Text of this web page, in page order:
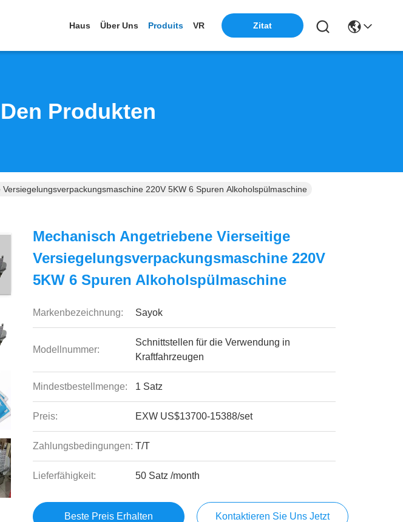
Haus Über Uns Produits VR Zitat
Produkten
220V 5KW 6 Spuren Alkoholspülmaschine
Mechanisch Angetriebene Vierseitige
Versiegelungsverpackungsmaschine 220V
5KW 6 Spuren Alkoholspülmaschine
Markenbezeichnung: Sayok
Modellnummer:
Schnittstellen für die Verwendung in
Kraftfahrzeugen
Mindestbestellmenge: 1 Satz
Preis: EXW US$13700-15388/set
Zahlungsbedingungen: T/T
Lieferfähigkeit: 50 Satz /month
Beste Preis Erhalten Kontaktieren Sie Uns Jetzt